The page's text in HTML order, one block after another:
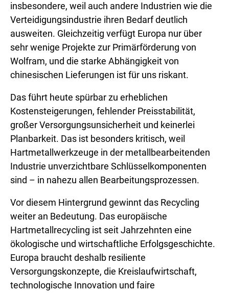
insbesondere, weil auch andere Industrien wie die
Verteidigungsindustrie ihren Bedarf deutlich
ausweiten. Gleichzeitig verfügt Europa nur über
sehr wenige Projekte zur Primärförderung von
Wolfram, und die starke Abhängigkeit von
chinesischen Lieferungen ist für uns riskant.
Das führt heute spürbar zu erheblichen
Kostensteigerungen, fehlender Preisstabilität,
großer Versorgungsunsicherheit und keinerlei
Planbarkeit. Das ist besonders kritisch, weil
Hartmetallwerkzeuge in der metallbearbeitenden
Industrie unverzichtbare Schlüsselkomponenten
sind – in nahezu allen Bearbeitungsprozessen.
Vor diesem Hintergrund gewinnt das Recycling
weiter an Bedeutung. Das europäische
Hartmetallrecycling ist seit Jahrzehnten eine
ökologische und wirtschaftliche Erfolgsgeschichte.
Europa braucht deshalb resiliente
Versorgungskonzepte, die Kreislaufwirtschaft,
technologische Innovation und faire